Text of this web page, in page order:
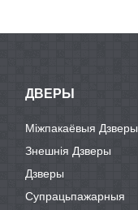
ДВЕРЫ
Міжпакаёвыя Дзверы
Знешнія Дзверы
Дзверы
Супрацьпажарныя